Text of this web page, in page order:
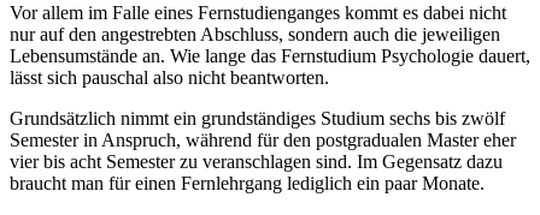
Vor allem im Falle eines Fernstudienganges kommt es dabei nicht
nur auf den angestrebten Abschluss, sondern auch die jeweiligen
Lebensumstände an. Wie lange das Fernstudium Psychologie dauert,
lässt sich pauschal also nicht beantworten.
Grundsätzlich nimmt ein grundständiges Studium sechs bis zwölf
Semester in Anspruch, während für den postgradualen Master eher
vier bis acht Semester zu veranschlagen sind. Im Gegensatz dazu
braucht man für einen Fernlehrgang lediglich ein paar Monate.